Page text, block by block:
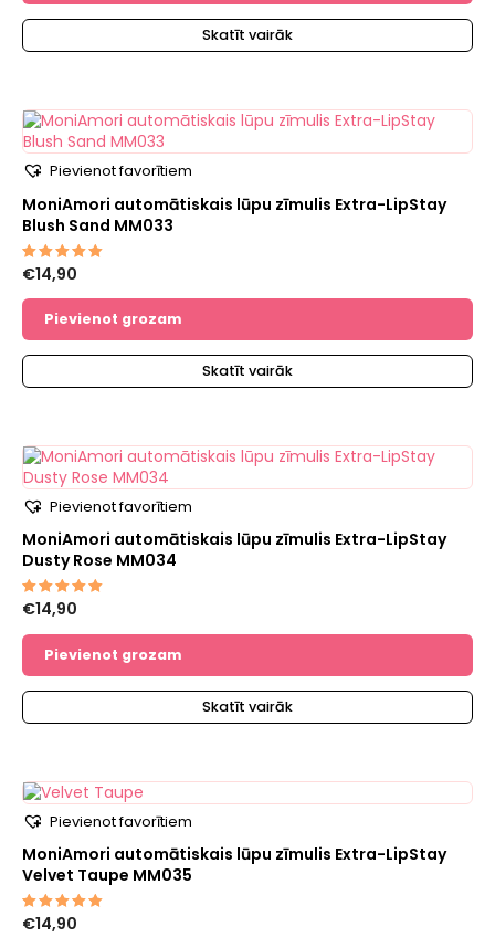
Skatīt vairāk
Pievienot favorītiem
MoniAmori automātiskais lūpu zīmulis Extra-LipStay
Blush Sand MM033
Novērtēts
ar
5.00
€14,90
Pievienot grozam
Skatīt vairāk
Pievienot favorītiem
MoniAmori automātiskais lūpu zīmulis Extra-LipStay
Dusty Rose MM034
Novērtēts
5.00
€14,90
Pievienot grozam
Skatīt vairāk
Pievienot favorītiem
MoniAmori automātiskais lūpu zīmulis Extra-LipStay
Velvet Taupe MM035
Novērtēts
ar
€14,90